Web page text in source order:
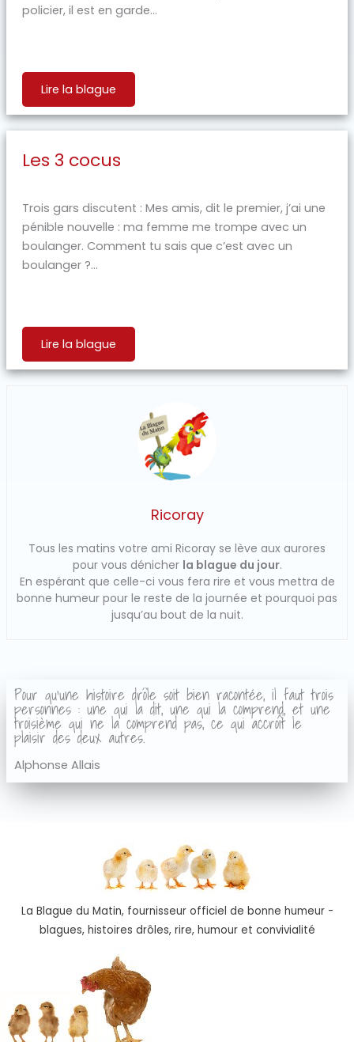
policier, il est en garde...
Lire la blague
Les 3 cocus
Trois gars discutent : Mes amis, dit le premier, j’ai une
pénible nouvelle : ma femme me trompe avec un
boulanger. Comment tu sais que c’est avec un
boulanger ?...
Lire la blague
Ricoray
Tous les matins votre ami Ricoray se lève aux aurores
pour vous dénicher la blague du jour.
En espérant que celle-ci vous fera rire et vous mettra de
bonne humeur pour le reste de la journée et pourquoi pas
jusqu’au bout de la nuit.
Pour qu'une histoire drôle soit bien racontée, il faut trois
personnes : une qui la dit, une qui la comprend, et une
troisième qui ne la comprend pas, ce qui accroît le
plaisir des deux autres.
Alphonse Allais
La Blague du Matin, fournisseur officiel de bonne humeur -
blagues, histoires drôles, rire, humour et convivialité